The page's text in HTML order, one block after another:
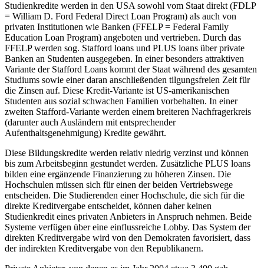
Studienkredite werden in den USA sowohl vom Staat direkt (FDLP
= William D. Ford Federal Direct Loan Program) als auch von
privaten Institutionen wie Banken (FFELP = Federal Family
Education Loan Program) angeboten und vertrieben. Durch das
FFELP werden sog. Stafford loans und PLUS loans über private
Banken an Studenten ausgegeben. In einer besonders attraktiven
Variante der Stafford Loans kommt der Staat während des gesamten
Studiums sowie einer daran anschließenden tilgungsfreien Zeit für
die Zinsen auf. Diese Kredit-Variante ist US-amerikanischen
Studenten aus sozial schwachen Familien vorbehalten. In einer
zweiten Stafford-Variante werden einem breiteren Nachfragerkreis
(darunter auch Ausländern mit entsprechender
Aufenthaltsgenehmigung) Kredite gewährt.
Diese Bildungskredite werden relativ niedrig verzinst und können
bis zum Arbeitsbeginn gestundet werden. Zusätzliche PLUS loans
bilden eine ergänzende Finanzierung zu höheren Zinsen. Die
Hochschulen müssen sich für einen der beiden Vertriebswege
entscheiden. Die Studierenden einer Hochschule, die sich für die
direkte Kreditvergabe entscheidet, können daher keinen
Studienkredit eines privaten Anbieters in Anspruch nehmen. Beide
Systeme verfügen über eine einflussreiche Lobby. Das System der
direkten Kreditvergabe wird von den Demokraten favorisiert, dass
der indirekten Kreditvergabe von den Republikanern.